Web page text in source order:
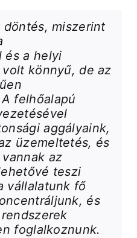
miszerint
és a helyi
könnyű, de az
felhőalapú
aggályaink,
üzemeltetés, és
az
teszi
vállalatunk fő
és
foglalkoznunk.